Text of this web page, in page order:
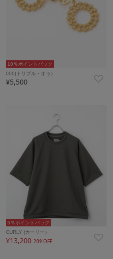
10％ポイントバック
000(トリプル・オゥ）
¥5,500
5％ポイントバック
CURLY (カーリー）
¥13,200 20%OFF